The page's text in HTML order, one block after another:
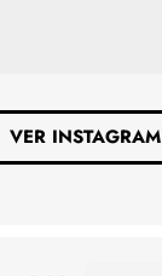
VER INSTAGRAM